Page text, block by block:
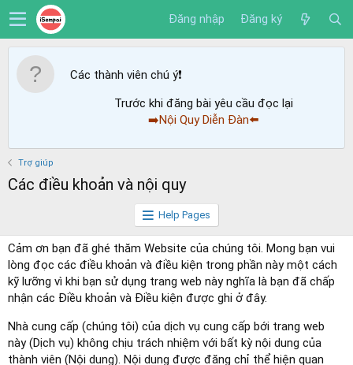
Đăng nhập Đăng ký
Các thành viên chú ý❗️
Trước khi đăng bài yêu cầu đọc lại
➡️Nội Quy Diễn Đàn⬅️
Trợ giúp
Các điều khoản và nội quy
Help Pages
Cảm ơn bạn đã ghé thăm Website của chúng tôi. Mong bạn vui
lòng đọc các điều khoản và điều kiện trong phần này một cách
kỹ lưỡng vì khi bạn sử dụng trang web này nghĩa là bạn đã chấp
nhận các Điều khoản và Điều kiện được ghi ở đây.
Nhà cung cấp (chúng tôi) của dịch vụ cung cấp bới trang web
này (Dịch vụ) không chịu trách nhiệm với bất kỳ nội dung của
thành viên (Nội dung). Nội dung được đăng chỉ thể hiện quan